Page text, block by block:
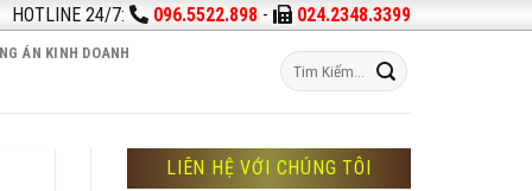
HOTLINE 24/7: 096.5522.898 - 024.2348.3399
ÁN KINH DOANH
LIÊN HỆ VỚI CHÚNG TÔI